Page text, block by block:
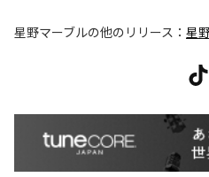
星野マーブルの他のリリース： 星